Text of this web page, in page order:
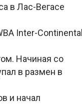
в Лас-Вегасе
Inter-Continental
Начиная со
в размен в
и начал